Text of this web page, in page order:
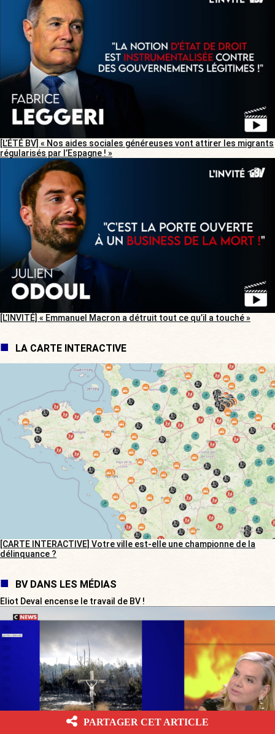
[L’ÉTÉ BV] « Nos aides sociales généreuses vont attirer les migrants
régularisés par l’Espagne ! »
[L’INVITÉ] « Emmanuel Macron a détruit tout ce qu’il a touché »
LA CARTE INTERACTIVE
[CARTE INTERACTIVE] Votre ville est-elle une championne de la
délinquance ?
BV DANS LES MÉDIAS
Eliot Deval encense le travail de BV !
PARTAGER CET ARTICLE